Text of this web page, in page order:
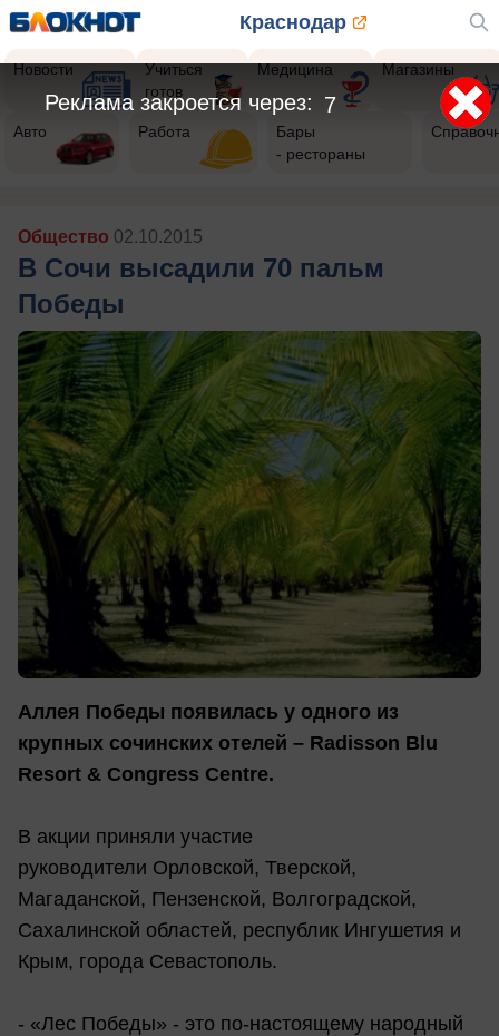
Краснодар
Новости
Учиться
готов
Медицина Магазины
Авто Работа
Бары
- рестораны
Общество 02.10.2015
В Сочи высадили 70 пальм
Победы
Аллея Победы появилась у одного из
крупных сочинских отелей – Radisson Blu
Resort & Congress Centre.
В акции приняли участие
руководители Орловской, Тверской,
Магаданской, Пензенской, Волгоградской,
Сахалинской областей, республик Ингушетия и
Крым, города Севастополь.
- «Лес Победы» - это по-настоящему народный
5
Реклама закроется через: